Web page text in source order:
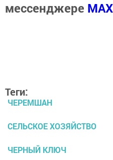
мессенджере MАХ
Теги:
ЧЕРЕМШАН
СЕЛЬСКОЕ ХОЗЯЙСТВО
ЧЕРНЫЙ КЛЮЧ